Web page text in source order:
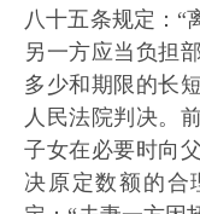
八十五条规定：“
另一方应当负担
多少和期限的长
人民法院判决。
子女在必要时向
决原定数额的合